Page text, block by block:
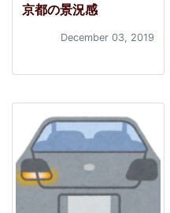
京都の景況感
December 03, 2019